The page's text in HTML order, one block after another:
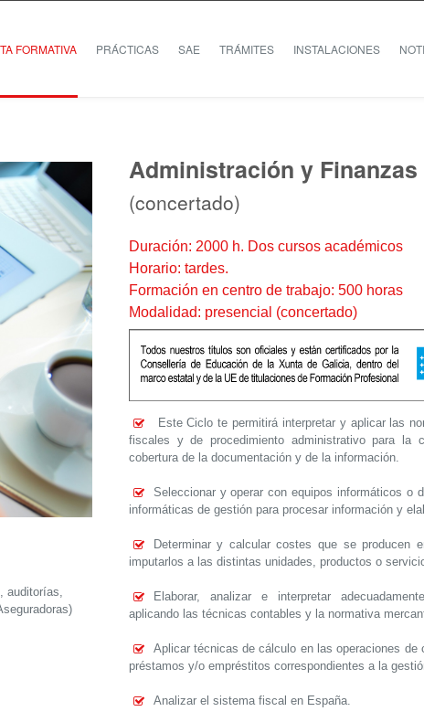
FORMATIVA PRÁCTICAS SAE TRÁMITES INSTALACIONES
auditorías,
Administración y Finanzas
(concertado)
Duración: 2000 h. Dos cursos académicos
Horario: tardes.
Formación en centro de trabajo: 500 horas
Modalidad: presencial (concertado)
Este Ciclo te permitirá interpretar y aplicar las
fiscales y de procedimiento administrativo para la
cobertura de la documentación y de la información.
Seleccionar y operar con equipos informáticos o
informáticas de gestión para procesar información y
Determinar y calcular costes que se producen
imputarlos a las distintas unidades, productos o
Elaborar, analizar e interpretar
aplicando las técnicas contables y la normativa
Aplicar técnicas de cálculo en las operaciones de
préstamos y/o empréstitos correspondientes a la
Analizar el sistema fiscal en España.